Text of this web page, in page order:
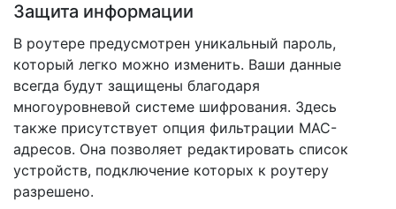
Защита информации
В роутере предусмотрен уникальный пароль,
который легко можно изменить. Ваши данные
всегда будут защищены благодаря
многоуровневой системе шифрования. Здесь
также присутствует опция фильтрации MAC-
адресов. Она позволяет редактировать список
устройств, подключение которых к роутеру
разрешено.